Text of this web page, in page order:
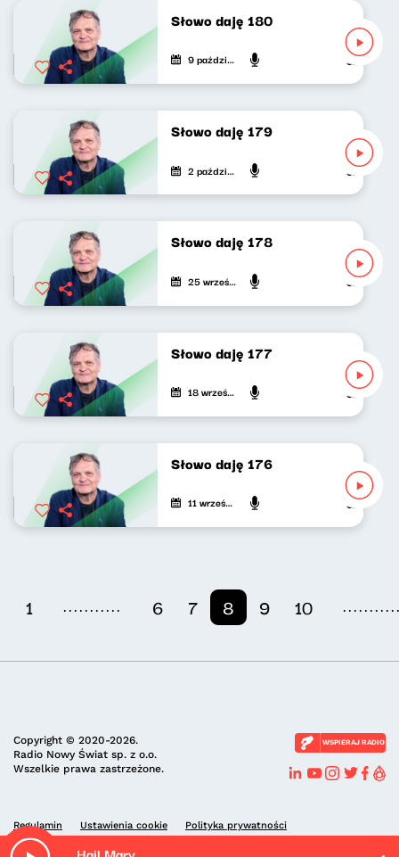
Słowo daję 180
9 października 2024 Jarosław
Słowo daję 179
2 października 2024 Jarosław
Słowo daję 178
25 września 2024 Jarosław
Słowo daję 177
18 września 2024 Jarosław
Słowo daję 176
11 września 2024 Jarosław
1 ........... 6 7 8 9 10
Copyright © 2020-2026.
Radio Nowy Świat sp. z o.o.
Wszelkie prawa zastrzeżone.
WSPIERAJ RADIO
Regulamin Ustawienia cookie Polityka prywatności